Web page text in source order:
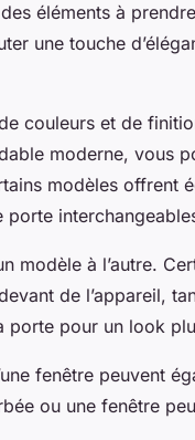
éléments à
une touche
couleurs et de
moderne, vous
modèles offrent
modèle à l’autre.
de l’appareil,
porte pour un look
fenêtre peuvent
ou une fenêtre